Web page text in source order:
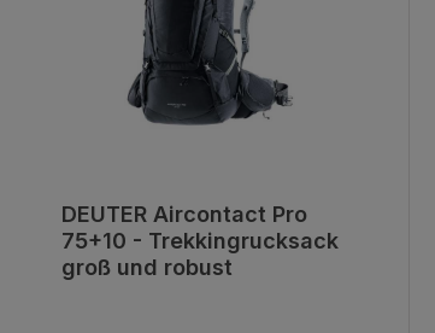
DEUTER Aircontact Pro
75+10 - Trekkingrucksack
groß und robust